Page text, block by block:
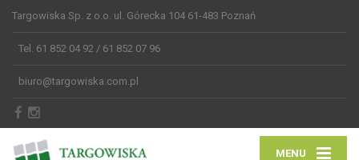
Targowiska Sp. z o.o. ul. Górecka 104 61-483 Poznań
Tel. 61 852 04 92 / 61 852 07 96
biuro@targowiska.com.pl
MENU